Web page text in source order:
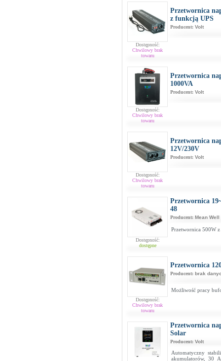
Dostępność:
Chwilowy brak
towaru
Przetwornica
z funkcją UPS
Producent: Volt
Dostępność:
Chwilowy brak
towaru
Przetwornica
1000VA
Producent: Volt
Dostępność:
Chwilowy brak
towaru
Przetwornica
12V/230V
Producent: Volt
Dostępność:
dostępne
Przetwornica
48
Producent: Mean Well
Przetwornica 500W
Dostępność:
Chwilowy brak
towaru
Przetwornica
Producent: brak
Możliwość pracy
Przetwornica
Solar
Producent: Volt
Automatyczny
akumulatorów, 30